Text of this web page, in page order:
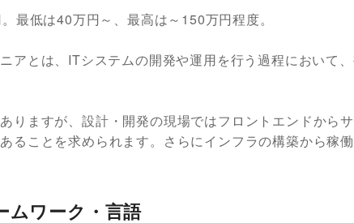
最低は40万円～、最高は～150万円程度。
アとは、ITシステムの開発や運用を行う過程において
りますが、設計・開発の現場ではフロントエンドから
ることを求められます。さらにインフラの構築から稼
ムワーク・言語